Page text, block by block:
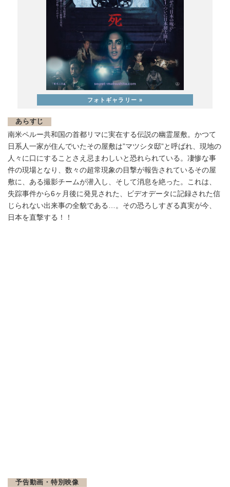
あらすじ
南米ペルー共和国の首都リマに実在する伝説の幽霊屋敷。かつて
日系人一家が住んでいたその屋敷は”マツシタ邸”と呼ばれ、現地の
人々に口にすることさえ忌まわしいと恐れられている。凄惨な事
件の現場となり、数々の超常現象の目撃が報告されているその屋
敷に、ある撮影チームが潜入し、そして消息を絶った。これは、
失踪事件から6ヶ月後に発見された、ビデオデータに記録された信
じられない出来事の全貌である…。その恐ろしすぎる真実が今、
日本を直撃する！！
予告動画・特別映像